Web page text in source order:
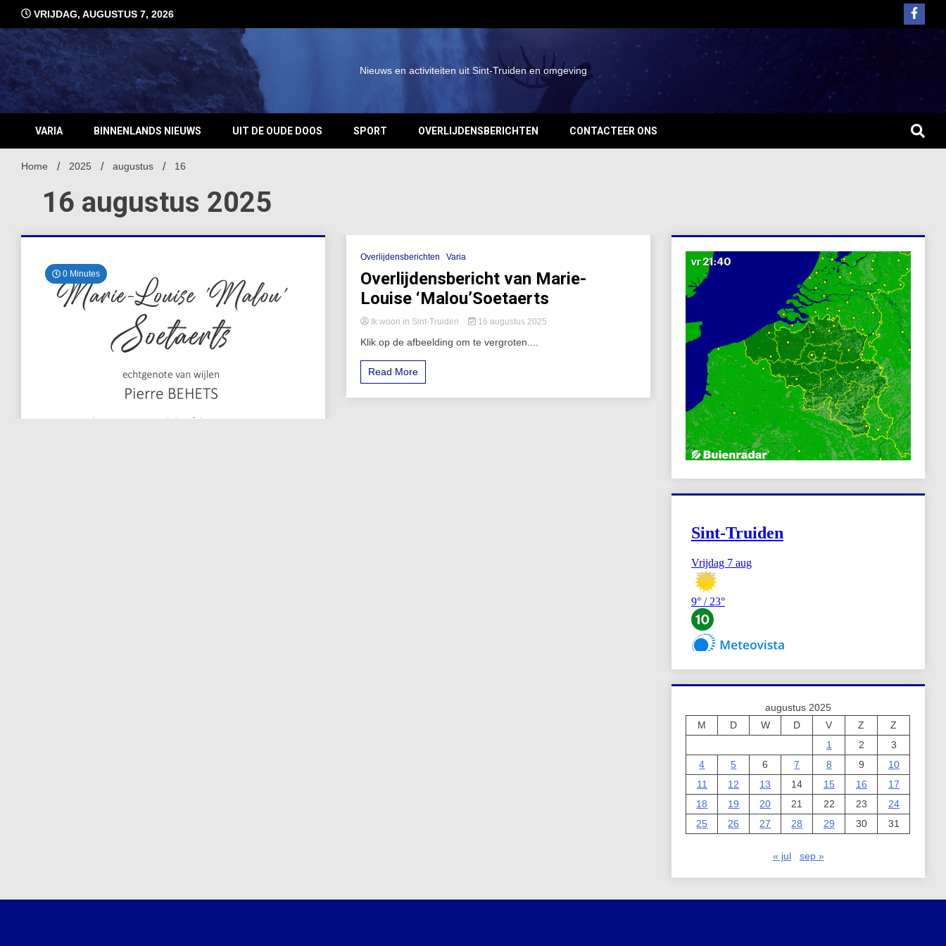
inhoud
VRIJDAG, AUGUSTUS 7, 2026
Nieuws en activiteiten uit Sint-Truiden en omgeving
VARIA BINNENLANDS NIEUWS UIT DE OUDE DOOS SPORT OVERLIJDENSBERICHTEN CONTACTEER ONS
Home 2025 augustus 16
16 augustus 2025
0 Minutes
Overlijdensberichten Varia
Overlijdensbericht van Marie-
Louise ‘Malou’Soetaerts
Ik woon in Sint-Truiden 16 augustus 2025
Klik op de afbeelding om te vergroten....
Read More
augustus 2025
M
D W D V Z
Z
1
2
3
4
5 6 7 8 9
10
11
12 13 14 15 16
17
18
19 20 21 22 23
24
25
26 27 28 29 30 31
« jul sep »